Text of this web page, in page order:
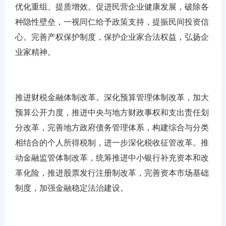
优化重组、提质增效。促进民营企业健康发展，破除各
种隐性壁垒，一视同仁给予政策支持，提振民间投资信
心。完善产权保护制度，保护企业家合法权益，弘扬企
业家精神。
推进财税金融体制改革。深化预算管理体制改革，加大
预算公开力度，推进中央与地方财政事权和支出责任划
分改革，完善地方政府债务管理体系，构建综合与分类
相结合的个人所得税制，进一步深化税收征管改革。推
动金融监管体制改革，统筹推进中小银行补充资本和改
革化险，推进股票发行注册制改革，完善资本市场基础
制度，加强金融稳定法治建设。